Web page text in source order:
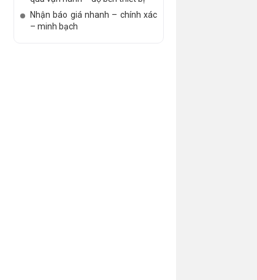
Nhận báo giá nhanh – chính xác
– minh bạch